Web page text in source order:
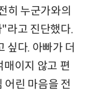
히 누군가와의
라고 진단했다.
싶다. 아빠가 더
매이지 않고 편
어린 마음을 전